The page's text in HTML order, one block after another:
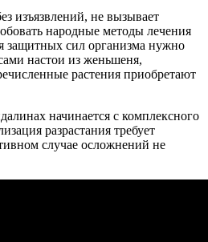
изъязвлений, не вызывает
народные методы лечения
сил организма нужно
настои из женьшеня,
растения приобретают
начинается с комплексного
разрастания требует
случае осложнений не